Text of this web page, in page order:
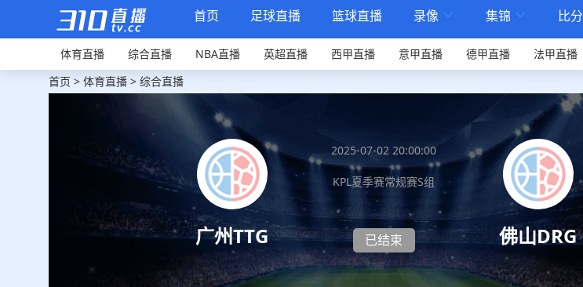
首页 足球直播 篮球直播 录像  集锦  比分
体育直播 综合直播 NBA直播 英超直播 西甲直播 意甲直播 德甲直播 法甲直播
首页 > 体育直播 > 综合直播
广州TTG
2025-07-02 20:00:00
KPL夏季赛常规赛S组
已结束 佛山DRG